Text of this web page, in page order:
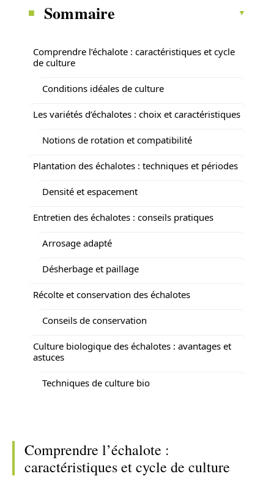
Sommaire
Comprendre l’échalote : caractéristiques et cycle
de culture
Conditions idéales de culture
Les variétés d’échalotes : choix et caractéristiques
Notions de rotation et compatibilité
Plantation des échalotes : techniques et périodes
Densité et espacement
Entretien des échalotes : conseils pratiques
Arrosage adapté
Désherbage et paillage
Récolte et conservation des échalotes
Conseils de conservation
Culture biologique des échalotes : avantages et
astuces
Techniques de culture bio
Comprendre l’échalote :
caractéristiques et cycle de culture